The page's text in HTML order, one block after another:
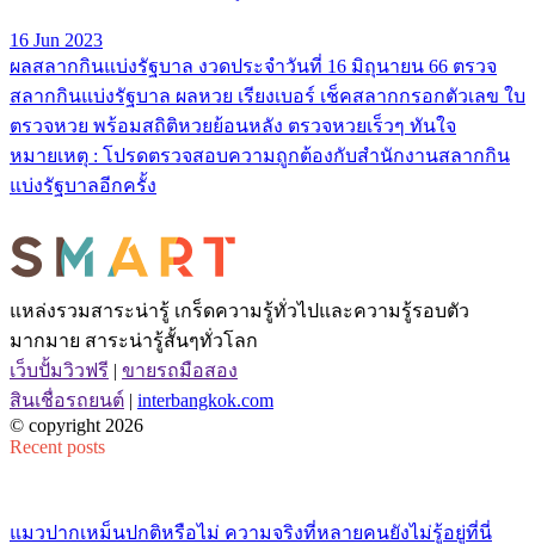
16 Jun 2023
ผลสลากกินแบ่งรัฐบาล งวดประจำวันที่ 16 มิถุนายน 66 ตรวจ
สลากกินแบ่งรัฐบาล ผลหวย เรียงเบอร์ เช็คสลากกรอกตัวเลข ใบ
ตรวจหวย พร้อมสถิติหวยย้อนหลัง ตรวจหวยเร็วๆ ทันใจ
หมายเหตุ : โปรดตรวจสอบความถูกต้องกับสำนักงานสลากกิน
แบ่งรัฐบาลอีกครั้ง
แหล่งรวมสาระน่ารู้ เกร็ดความรู้ทั่วไปและความรู้รอบตัว
มากมาย สาระน่ารู้สั้นๆทั่วโลก
เว็บปั้มวิวฟรี | ขายรถมือสอง
สินเชื่อรถยนต์ | interbangkok.com
© copyright 2026
Recent posts
แมวปากเหม็นปกติหรือไม่ ความจริงที่หลายคนยังไม่รู้อยู่ที่นี่